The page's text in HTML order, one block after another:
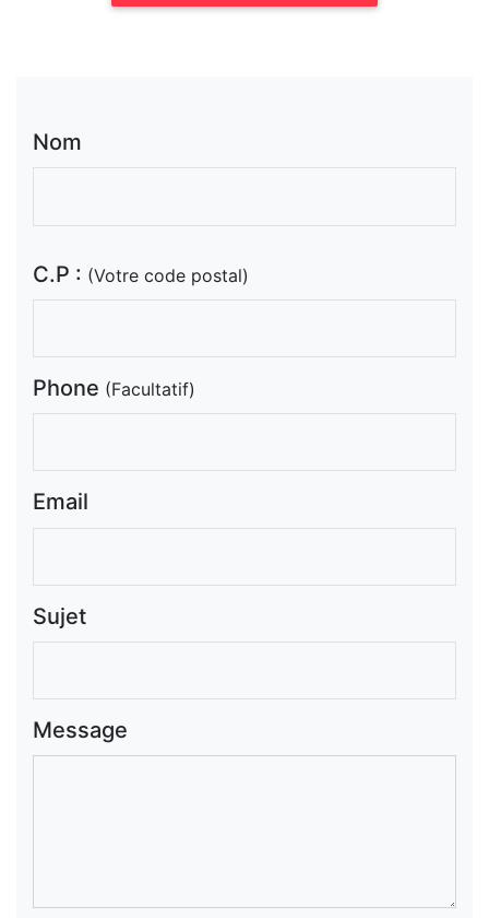
Nom
C.P : (Votre code postal)
Phone (Facultatif)
Email
Sujet
Message